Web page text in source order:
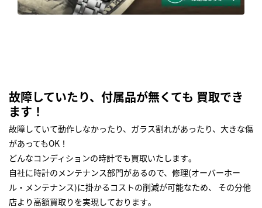
故障していたり、付属品が無くても 買取でき
ます！
故障していて動作しなかったり、ガラス割れがあったり、大きな傷
があってもOK！
どんなコンディションの時計でも買取いたします｡
自社に時計のメンテナンス部門があるので、修理(オーバーホー
ル・メンテナンス)に掛かるコストの削減が可能なため、 その分他
店より高額買取りを実現しております｡